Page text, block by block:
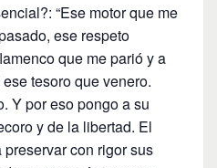
“Ese motor que me
ese respeto
que me parió y a
tesoro que venero.
Y por eso pongo a su
y de la libertad. El
con rigor sus